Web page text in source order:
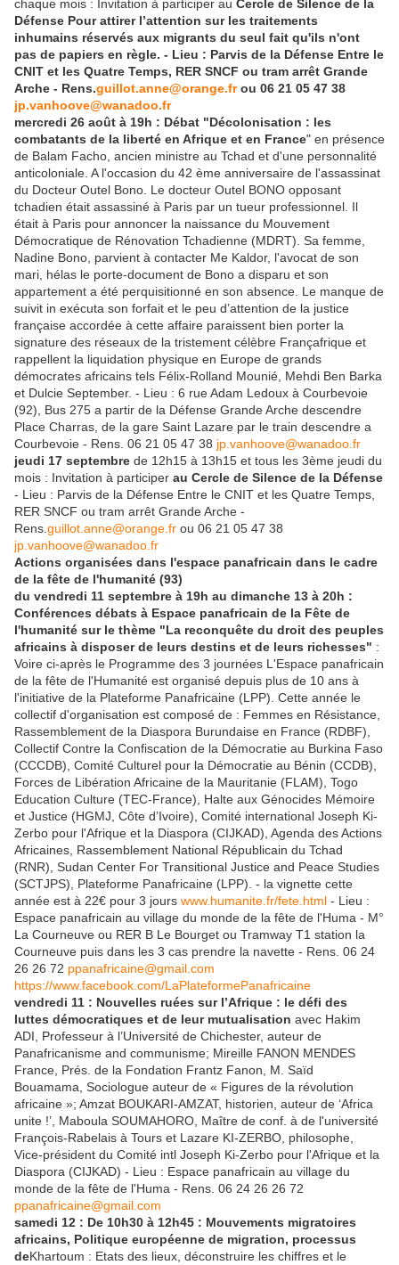
chaque mois : Invitation à participer au Cercle de Silence de la
Défense Pour attirer l’attention sur les traitements
inhumains réservés aux migrants du seul fait qu'ils n'ont
pas de papiers en règle. - Lieu : Parvis de la Défense Entre le
CNIT et les Quatre Temps, RER SNCF ou tram arrêt Grande
Arche - Rens.guillot.anne@orange.frou 06 21 05 47 38
jp.vanhoove@wanadoo.fr
mercredi 26 août à 19h : Débat "Décolonisation : les
combatants de la liberté en Afrique et en France" en présence
de Balam Facho, ancien ministre au Tchad et d'une personnalité
anticoloniale. A l'occasion du 42 ème anniversaire de l'assassinat
du Docteur Outel Bono. Le docteur Outel BONO opposant
tchadien était assassiné à Paris par un tueur professionnel. Il
était à Paris pour annoncer la naissance du Mouvement
Démocratique de Rénovation Tchadienne (MDRT). Sa femme,
Nadine Bono, parvient à contacter Me Kaldor, l'avocat de son
mari, hélas le porte-document de Bono a disparu et son
appartement a été perquisitionné en son absence. Le manque de
suivit in exécuta son forfait et le peu d’attention de la justice
française accordée à cette affaire paraissent bien porter la
signature des réseaux de la tristement célèbre Françafrique et
rappellent la liquidation physique en Europe de grands
démocrates africains tels Félix-Rolland Mounié, Mehdi Ben Barka
et Dulcie September. - Lieu : 6 rue Adam Ledoux à Courbevoie
(92), Bus 275 a partir de la Défense Grande Arche descendre
Place Charras, de la gare Saint Lazare par le train descendre a
Courbevoie - Rens. 06 21 05 47 38 jp.vanhoove@wanadoo.fr
jeudi 17 septembre de 12h15 à 13h15 et tous les 3ème jeudi du
mois : Invitation à participer au Cercle de Silence de la Défense
- Lieu : Parvis de la Défense Entre le CNIT et les Quatre Temps,
RER SNCF ou tram arrêt Grande Arche -
Rens. guillot.anne@orange.fr ou 06 21 05 47 38
jp.vanhoove@wanadoo.fr
Actions organisées dans l'espace panafricain dans le cadre
de la fête de l'humanité (93)
du vendredi 11 septembre à 19h au dimanche 13 à 20h :
Conférences débats à Espace panafricain de la Fête de
l'humanité sur le thème "La reconquête du droit des peuples
africains à disposer de leurs destins et de leurs richesses" :
Voire ci-après le Programme des 3 journées L'Espace panafricain
de la fête de l'Humanité est organisé depuis plus de 10 ans à
l'initiative de la Plateforme Panafricaine (LPP). Cette année le
collectif d'organisation est composé de : Femmes en Résistance,
Rassemblement de la Diaspora Burundaise en France (RDBF),
Collectif Contre la Confiscation de la Démocratie au Burkina Faso
(CCCDB), Comité Culturel pour la Démocratie au Bénin (CCDB),
Forces de Libération Africaine de la Mauritanie (FLAM), Togo
Education Culture (TEC-France), Halte aux Génocides Mémoire
et Justice (HGMJ, Côte d’Ivoire), Comité international Joseph Ki-
Zerbo pour l'Afrique et la Diaspora (CIJKAD), Agenda des Actions
Africaines, Rassemblement National Républicain du Tchad
(RNR), Sudan Center For Transitional Justice and Peace Studies
(SCTJPS), Plateforme Panafricaine (LPP). - la vignette cette
année est à 22€ pour 3 jours www.humanite.fr/fete.html - Lieu :
Espace panafricain au village du monde de la fête de l'Huma - M°
La Courneuve ou RER B Le Bourget ou Tramway T1 station la
Courneuve puis dans les 3 cas prendre la navette - Rens. 06 24
26 26 72 ppanafricaine@gmail.com
https://www.facebook.com/LaPlateformePanafricaine
vendredi 11 : Nouvelles ruées sur l’Afrique : le défi des
luttes démocratiques et de leur mutualisation avec Hakim
ADI, Professeur à l’Université de Chichester, auteur de
Panafricanisme and communisme; Mireille FANON MENDES
France, Prés. de la Fondation Frantz Fanon, M. Saïd
Bouamama, Sociologue auteur de « Figures de la révolution
africaine »; Amzat BOUKARI-AMZAT, historien, auteur de ‘Africa
unite !’, Maboula SOUMAHORO, Maître de conf. à de l'université
François-Rabelais à Tours et Lazare KI-ZERBO, philosophe,
Vice-président du Comité intl Joseph Ki-Zerbo pour l'Afrique et la
Diaspora (CIJKAD) - Lieu : Espace panafricain au village du
monde de la fête de l'Huma - Rens. 06 24 26 26 72
ppanafricaine@gmail.com
samedi 12 : De 10h30 à 12h45 : Mouvements migratoires
africains, Politique européenne de migration, processus
deKhartoum : Etats des lieux, déconstruire les chiffres et le